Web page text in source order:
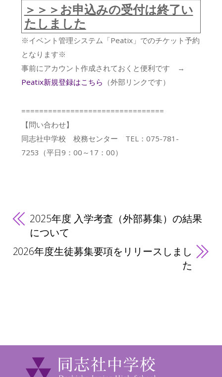
＞＞＞お申込みの受付は終了い
たしました
※イベント管理システム「Peatix」でのチケット予約
となります※
事前にアカウント作成されておくと便利です →
Peatix新規登録はこちら （外部リンクです）
================================
【問い合わせ】
同志社中学校 校務センター TEL：075-781-
7253（平日9：00～17：00）
2025年度 入学考査（外部募集）の結果
について
2026年度生徒募集要項をリリースしまし
た